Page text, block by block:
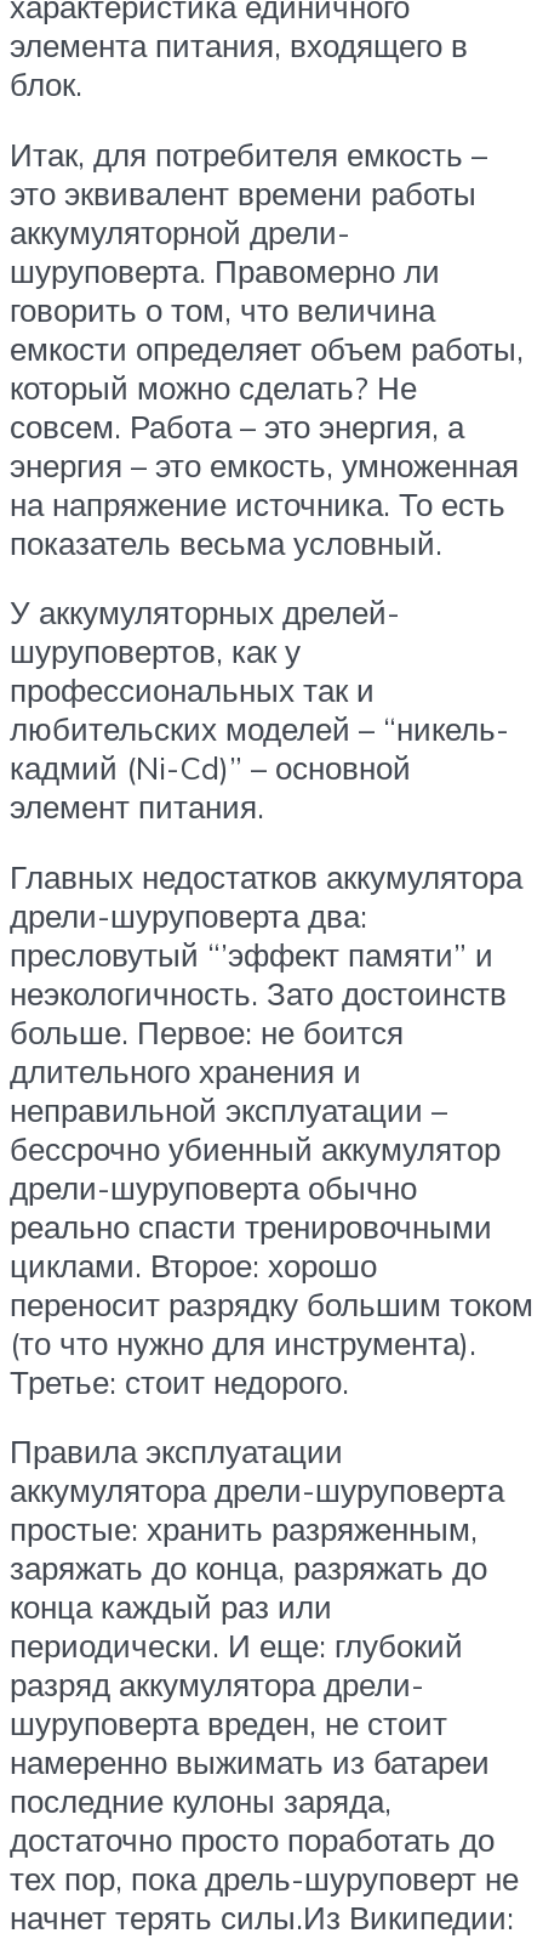
элемента питания, входящего в
блок.
Итак, для потребителя емкость –
это эквивалент времени работы
аккумуляторной дрели-
шуруповерта. Правомерно ли
говорить о том, что величина
емкости определяет объем работы,
который можно сделать? Не
совсем. Работа – это энергия, а
энергия – это емкость, умноженная
на напряжение источника. То есть
показатель весьма условный.
У аккумуляторных дрелей-
шуруповертов, как у
профессиональных так и
любительских моделей – “никель-
кадмий (Ni-Cd)” – основной
элемент питания.
Главных недостатков аккумулятора
дрели-шуруповерта два:
пресловутый “’эффект памяти” и
неэкологичность. Зато достоинств
больше. Первое: не боится
длительного хранения и
неправильной эксплуатации –
бессрочно убиенный аккумулятор
дрели-шуруповерта обычно
реально спасти тренировочными
циклами. Второе: хорошо
переносит разрядку большим током
(то что нужно для инструмента).
Третье: стоит недорого.
Правила эксплуатации
аккумулятора дрели-шуруповерта
простые: хранить разряженным,
заряжать до конца, разряжать до
конца каждый раз или
периодически. И еще: глубокий
разряд аккумулятора дрели-
шуруповерта вреден, не стоит
намеренно выжимать из батареи
последние кулоны заряда,
достаточно просто поработать до
тех пор, пока дрель-шуруповерт не
начнет терять силы.Из Википедии: